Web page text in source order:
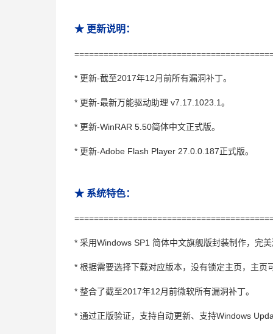
★ 更新说明：
* 更新-截至2017年12月前所有漏洞补丁。
* 更新-最新万能驱动助理 v7.17.1023.1。
* 更新-WinRAR 5.50简体中文正式版。
* 更新-Adobe Flash Player 27.0.0.187正式版。
★ 系统特色：
* 采用Windows SP1 简体中文旗舰版封装制作，完美
* 根据需要选择下载对应版本，没有锁定主页，主页
* 整合了截至2017年12月前微软所有漏洞补丁。
* 通过正版验证，支持自动更新、支持Windows